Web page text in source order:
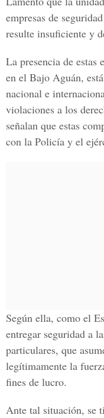
empresas de
resulte insuficiente y
La presencia de estas
en el Bajo Aguán,
nacional e
violaciones a los
señalan que estas
con la Policía y el
Según ella, como el
entregar seguridad a
particulares, que
legítimamente la
fines de lucro.
Ante tal situación, se